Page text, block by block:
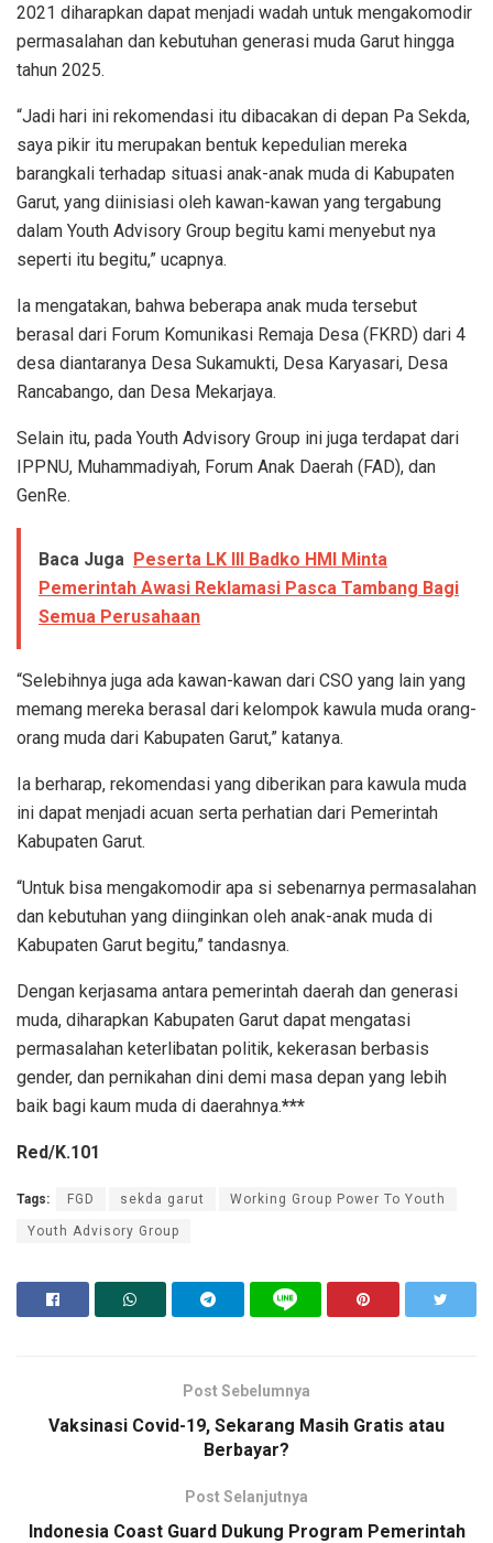
2021 diharapkan dapat menjadi wadah untuk mengakomodir
permasalahan dan kebutuhan generasi muda Garut hingga
tahun 2025.
“Jadi hari ini rekomendasi itu dibacakan di depan Pa Sekda,
saya pikir itu merupakan bentuk kepedulian mereka
barangkali terhadap situasi anak-anak muda di Kabupaten
Garut, yang diinisiasi oleh kawan-kawan yang tergabung
dalam Youth Advisory Group begitu kami menyebut nya
seperti itu begitu,” ucapnya.
Ia mengatakan, bahwa beberapa anak muda tersebut
berasal dari Forum Komunikasi Remaja Desa (FKRD) dari 4
desa diantaranya Desa Sukamukti, Desa Karyasari, Desa
Rancabango, dan Desa Mekarjaya.
Selain itu, pada Youth Advisory Group ini juga terdapat dari
IPPNU, Muhammadiyah, Forum Anak Daerah (FAD), dan
GenRe.
Baca Juga Peserta LK III Badko HMI Minta
Pemerintah Awasi Reklamasi Pasca Tambang Bagi
Semua Perusahaan
“Selebihnya juga ada kawan-kawan dari CSO yang lain yang
memang mereka berasal dari kelompok kawula muda orang-
orang muda dari Kabupaten Garut,” katanya.
Ia berharap, rekomendasi yang diberikan para kawula muda
ini dapat menjadi acuan serta perhatian dari Pemerintah
Kabupaten Garut.
“Untuk bisa mengakomodir apa si sebenarnya permasalahan
dan kebutuhan yang diinginkan oleh anak-anak muda di
Kabupaten Garut begitu,” tandasnya.
Dengan kerjasama antara pemerintah daerah dan generasi
muda, diharapkan Kabupaten Garut dapat mengatasi
permasalahan keterlibatan politik, kekerasan berbasis
gender, dan pernikahan dini demi masa depan yang lebih
baik bagi kaum muda di daerahnya.***
Red/K.101
Tags: FGD sekda garut Working Group Power To Youth
Youth Advisory Group
Post Sebelumnya
Vaksinasi Covid-19, Sekarang Masih Gratis atau
Berbayar?
Post Selanjutnya
Indonesia Coast Guard Dukung Program Pemerintah